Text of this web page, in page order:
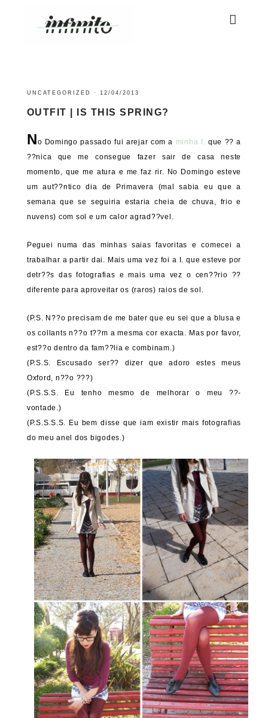
UNCATEGORIZED · 12/04/2013
OUTFIT | IS THIS SPRING?
No Domingo passado fui arejar com a minha I. que ?? a
??nica que me consegue fazer sair de casa neste
momento, que me atura e me faz rir. No Domingo esteve
um aut??ntico dia de Primavera (mal sabia eu que a
semana que se seguiria estaria cheia de chuva, frio e
nuvens) com sol e um calor agrad??vel.
Peguei numa das minhas saias favoritas e comecei a
trabalhar a partir dai. Mais uma vez foi a I. que esteve por
detr??s das fotografias e mais uma vez o cen??rio ??
diferente para aproveitar os (raros) raios de sol.
(P.S. N??o precisam de me bater que eu sei que a blusa e
os collants n??o t??m a mesma cor exacta. Mas por favor,
est??o dentro da fam??lia e combinam.)
(P.S.S. Escusado ser?? dizer que adoro estes meus
Oxford, n??o ???)
(P.S.S.S. Eu tenho mesmo de melhorar o meu ??-
vontade.)
(P.S.S.S.S. Eu bem disse que iam existir mais fotografias
do meu anel dos bigodes.)